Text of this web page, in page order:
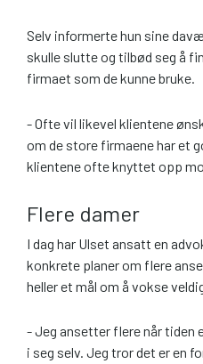
Selv informerte hun sine
skulle slutte og tilbød seg å
firmaet som de kunne bruke.
- Ofte vil likevel klientene
om de store firmaene har et
klientene ofte knyttet opp
Flere damer
I dag har Ulset ansatt en
konkrete planer om flere
heller et mål om å vokse
- Jeg ansetter flere når tiden
i seg selv. Jeg tror det er en